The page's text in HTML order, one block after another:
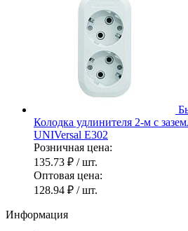
Колодка удлинителя 2-м с
UNIVersal E302
Розничная цена:
135.73 ₽ / шт.
Оптовая цена:
128.94 ₽ / шт.
Информация